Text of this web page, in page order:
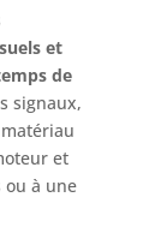
et
de
signaux,
et
ou à une